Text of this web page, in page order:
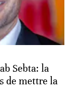
Sebta: la
de mettre la